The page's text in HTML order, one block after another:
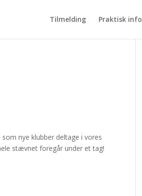
Tilmelding Praktisk info
nye klubber deltage i vores
stævnet foregår under et tag!